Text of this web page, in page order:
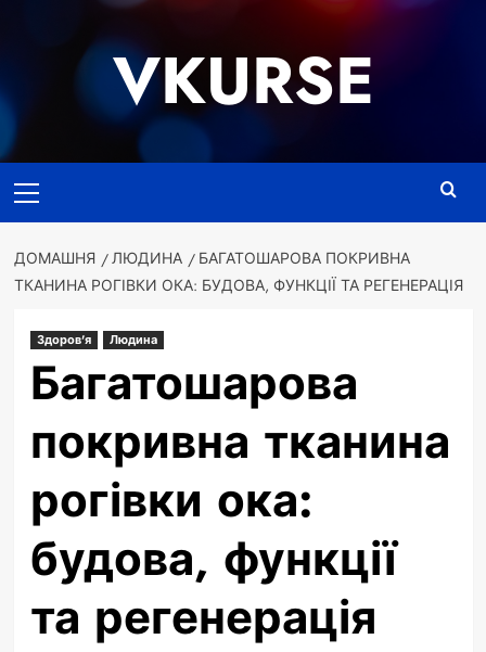
VKURSE
меню
ДОМАШНЯ ЛЮДИНА
БАГАТОШАРОВА ПОКРИВНА
ТКАНИНА РОГІВКИ ОКА: БУДОВА, ФУНКЦІЇ ТА РЕГЕНЕРАЦІЯ
Здоров'я Людина
Багатошарова
покривна тканина
рогівки ока:
будова, функції
та регенерація